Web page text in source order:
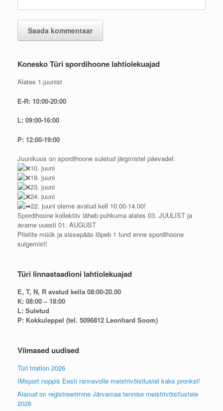
Konesko Türi spordihoone lahtiolekuajad
Alates 1.juunist
E-R: 10:00-20:00
L: 09:00-16:00
P: 12:00-19:00
Juunikuus on spordihoone suletud järgmistel päevadel:
10. juuni
19. juuni
23. juuni
24. juuni
22. juuni oleme avatud kell 10.00-14.00!
Spordihoone kollektiiv läheb puhkuma alates 03. JUULIST ja
avame uuesti 01. AUGUST
Piletite müük ja sissepääs lõpeb 1 tund enne spordihoone
sulgemist!
Türi linnastaadioni lahtiolekuajad
E, T, N, R avatud kella 08:00-20.00
K: 08:00 – 18:00
L: Suletud
P: Kokkuleppel (tel. 5096812 Leonhard Soom)
Viimased uudised
Türi triatlon 2026
IMsport noppis Eesti rannavolle meistrivõistlustel kaks pronksi!
Alanud on registreerimine Järvamaa tennise meistrivõistlustele
2026